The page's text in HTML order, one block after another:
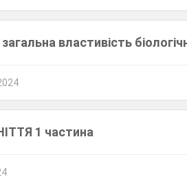
властивість
1 частина